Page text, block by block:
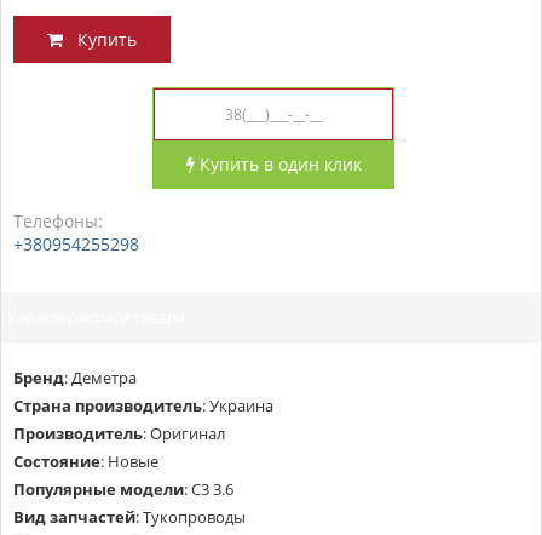
Купить
Купить в один клик
Телефоны:
+380954255298
Бренд: Деметра
Страна производитель:Украина
Производитель:Оригинал
Состояние: Новые
Популярные модели:С3 3.6
Вид запчастей:Тукопроводы